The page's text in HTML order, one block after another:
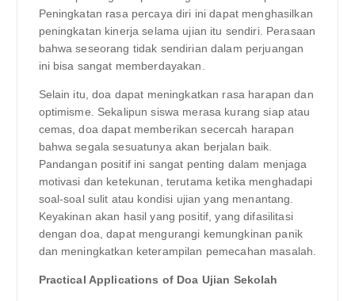
Peningkatan rasa percaya diri ini dapat menghasilkan
peningkatan kinerja selama ujian itu sendiri. Perasaan
bahwa seseorang tidak sendirian dalam perjuangan
ini bisa sangat memberdayakan.
Selain itu, doa dapat meningkatkan rasa harapan dan
optimisme. Sekalipun siswa merasa kurang siap atau
cemas, doa dapat memberikan secercah harapan
bahwa segala sesuatunya akan berjalan baik.
Pandangan positif ini sangat penting dalam menjaga
motivasi dan ketekunan, terutama ketika menghadapi
soal-soal sulit atau kondisi ujian yang menantang.
Keyakinan akan hasil yang positif, yang difasilitasi
dengan doa, dapat mengurangi kemungkinan panik
dan meningkatkan keterampilan pemecahan masalah.
Practical Applications of Doa Ujian Sekolah